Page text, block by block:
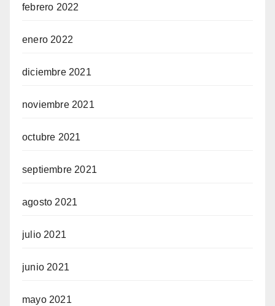
febrero 2022
enero 2022
diciembre 2021
noviembre 2021
octubre 2021
septiembre 2021
agosto 2021
julio 2021
junio 2021
mayo 2021